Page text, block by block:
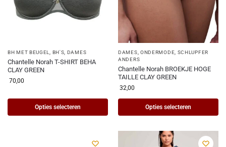
BH MET BEUGEL, BH'S, DAMES
Chantelle Norah T-SHIRT BEHA
CLAY GREEN
70,00
Opties selecteren
DAMES, ONDERMODE, SCHLUPFER
ANDERS
Chantelle Norah BROEKJE HOGE
TAILLE CLAY GREEN
32,00
Opties selecteren